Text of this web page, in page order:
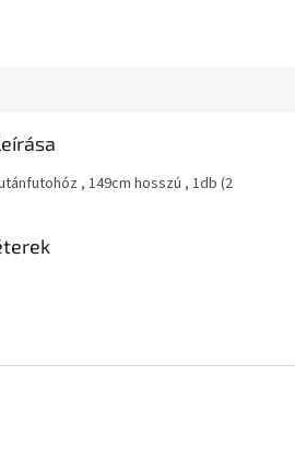
, 149cm hosszú , 1db (2